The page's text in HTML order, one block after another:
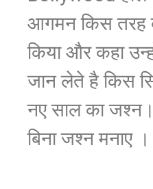
आगमन किस तरह
किया और कहा
जान लेते है किस
नए साल का
बिना जश्न मनाए ।